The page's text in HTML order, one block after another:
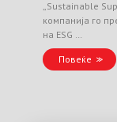
„Sustainable
компанија го
на ESG …
Повеќе